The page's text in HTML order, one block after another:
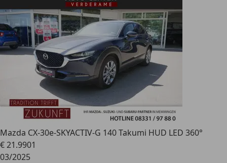
Mazda CX-30e-SKYACTIV-G 140 Takumi HUD LED 360°
€ 21.9901
03/2025